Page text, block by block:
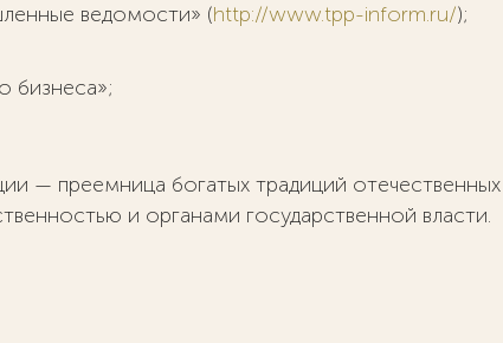
ведомости» (http://www.tpp-inform.ru/);
бизнеса»;
— преемница богатых традиций
и органами государственной власти.